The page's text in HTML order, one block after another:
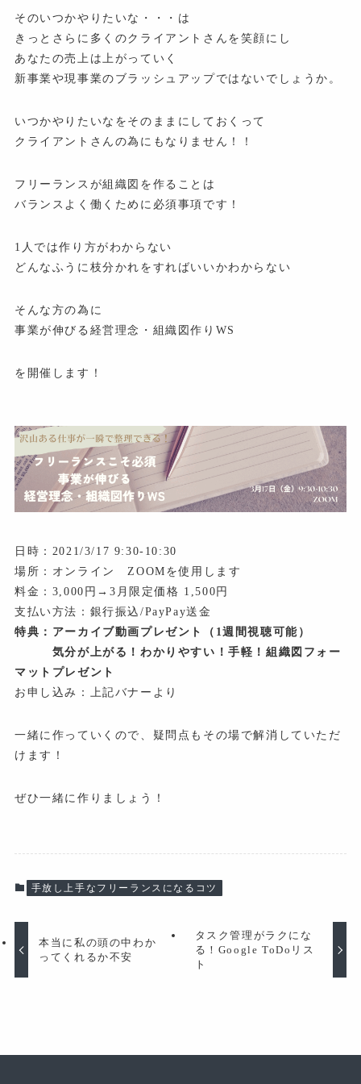
そのいつかやりたいな・・・は
きっとさらに多くのクライアントさんを笑顔にし
あなたの売上は上がっていく
新事業や現事業のブラッシュアップではないでしょうか。
いつかやりたいなをそのままにしておくって
クライアントさんの為にもなりません！！
フリーランスが組織図を作ることは
バランスよく働くために必須事項です！
1人では作り方がわからない
どんなふうに枝分かれをすればいいかわからない
そんな方の為に
事業が伸びる経営理念・組織図作りWS
を開催します！
日時：2021/3/17 9:30-10:30
場所：オンライン ZOOMを使用します
料金：3,000円→3月限定価格 1,500円
支払い方法：銀行振込/PayPay送金
特典：アーカイブ動画プレゼント（1週間視聴可能）
気分が上がる！わかりやすい！手軽！組織図フォー
マットプレゼント
お申し込み：上記バナーより
一緒に作っていくので、疑問点もその場で解消していただ
けます！
ぜひ一緒に作りましょう！
手放し上手なフリーランスになるコツ
本当に私の頭の中わか
ってくれるか不安
タスク管理がラクにな
る！Google ToDoリス
ト